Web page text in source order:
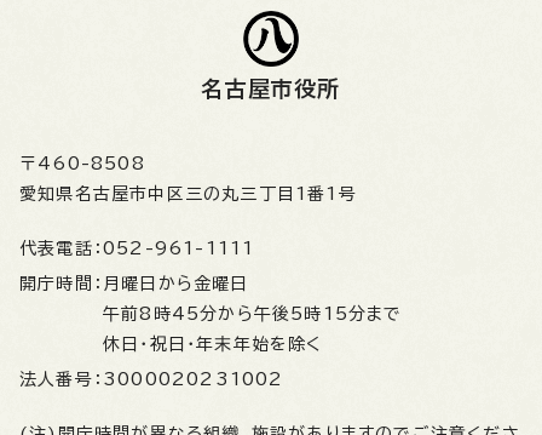
名古屋市役所
〒460-8508
愛知県名古屋市中区三の丸三丁目1番1号
代表電話： 052-961-1111
開庁時間： 月曜日から金曜日
午前8時45分から午後5時15分まで
休日・祝日・年末年始を除く
法人番号： 3000020231002